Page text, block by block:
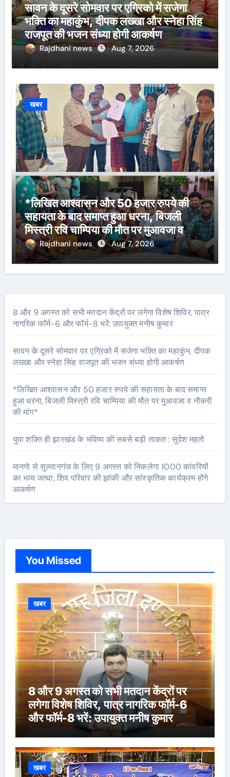
सावन के दूसरे सोमवार पर एग्रिको में सजेगा
भक्ति का महाकुंभ, दीपक लख्खा और स्नेहा सिंह
राजपूत की भजन संध्या होगी आकर्षण
Rajdhani news Aug 7, 2026
खबर
*लिखित आश्वासन और 50 हजार रुपये की
सहायता के बाद समाप्त हुआ धरना, बिजली
मिस्त्री रवि चाम्पिया की मौत पर मुआवजा व
नौकरी की मांग*
Rajdhani news Aug 7, 2026
8 और 9 अगस्त को सभी मतदान केंद्रों पर लगेगा विशेष शिविर, पात्र
नागरिक फॉर्म-6 और फॉर्म-8 भरें: उपायुक्त मनीष कुमार
सावन के दूसरे सोमवार पर एग्रिको में सजेगा भक्ति का महाकुंभ, दीपक
लख्खा और स्नेहा सिंह राजपूत की भजन संध्या होगी आकर्षण
*लिखित आश्वासन और 50 हजार रुपये की सहायता के बाद समाप्त
हुआ धरना, बिजली मिस्त्री रवि चाम्पिया की मौत पर मुआवजा व नौकरी
की मांग*
युवा शक्ति ही झारखंड के भविष्य की सबसे बड़ी ताकत : सुदेश महतो
मानगो से सुल्तानगंज के लिए 9 अगस्त को निकलेगा 1000 कांवरियों
का भव्य जत्था, शिव परिवार की झांकी और सांस्कृतिक कार्यक्रम होंगे
आकर्षण
You Missed
खबर
8 और 9 अगस्त को सभी मतदान केंद्रों पर
लगेगा विशेष शिविर, पात्र नागरिक फॉर्म-6
और फॉर्म-8 भरें: उपायुक्त मनीष कुमार
खबर